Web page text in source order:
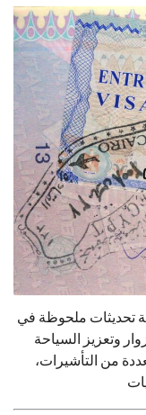
تحديثات ملحوظة في
وتعزيز السياحة
من التأشيرات،